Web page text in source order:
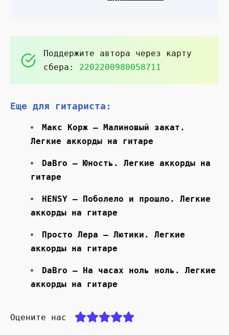
Поддержите автора через карту
сбера: 2202200980058711
Еще для гитариста:
Макс Корж — Малиновый закат.
Легкие аккорды на гитаре
DaBro — Юность. Легкие аккорды на
гитаре
HENSY — Поболело и прошло. Легкие
аккорды на гитаре
Просто Лера — Лютики. Легкие
аккорды на гитаре
DaBro — На часах ноль ноль. Легкие
аккорды на гитаре
Оцените нас